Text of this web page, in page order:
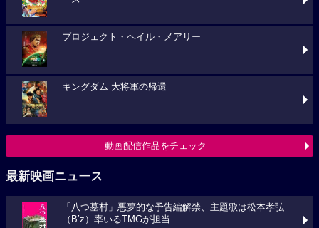
プロジェクト・ヘイル・メアリー
キングダム 大将軍の帰還
動画配信作品をチェック
最新映画ニュース
「八つ墓村」悪夢的な予告編解禁、主題歌は松本孝弘
（B’z）率いるTMGが担当